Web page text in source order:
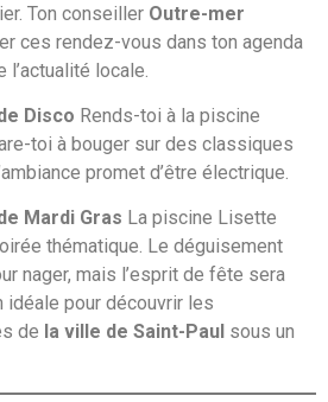
Ton conseiller Outre-mer
ces rendez-vous dans ton agenda
l’actualité locale.
Disco Rends-toi à la piscine
toi à bouger sur des classiques
promet d’être électrique.
Mardi Gras La piscine Lisette
thématique. Le déguisement
nager, mais l’esprit de fête sera
idéale pour découvrir les
de la ville de Saint-Paul sous un